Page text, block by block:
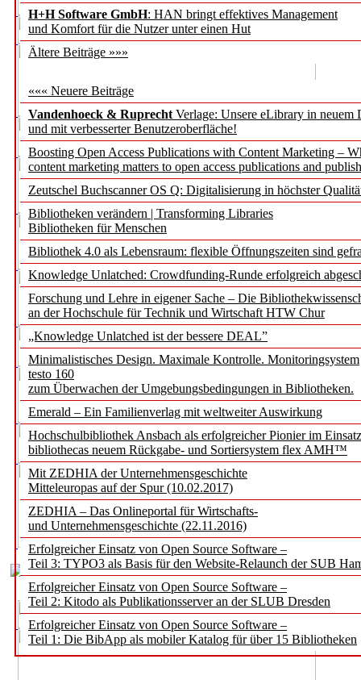
H+H Software GmbH: HAN bringt effektives Management
und Komfort für die Nutzer unter einen Hut
Ältere Beiträge »»»
««« Neuere Beiträge
Vandenhoeck & Ruprecht Verlage: Unsere eLibrary in neuem
und mit verbesserter Benutzeroberfläche!
Boosting Open Access Publications with Content Marketing –
content marketing matters to open access publications and
Zeutschel Buchscanner OS Q: Digitalisierung in höchster
Bibliotheken verändern | Transforming Libraries
Bibliotheken für Menschen
Bibliothek 4.0 als Lebensraum: flexible Öffnungszeiten sind
Knowledge Unlatched: Crowdfunding-Runde erfolgreich
Forschung und Lehre in eigener Sache – Die
an der Hochschule für Technik und Wirtschaft HTW Chur
„Knowledge Unlatched ist der bessere DEAL”
Minimalistisches Design. Maximale Kontrolle. Monitoringsystem
testo 160
zum Überwachen der Umgebungsbedingungen in Bibliotheken.
Emerald – Ein Familienverlag mit weltweiter Auswirkung
Hochschulbibliothek Ansbach als erfolgreicher Pionier im
bibliothecas neuem Rückgabe- und Sortiersystem flex AMH™
Mit ZEDHIA der Unternehmensgeschichte
Mitteleuropas auf der Spur (10.02.2017)
ZEDHIA – Das Onlineportal für Wirtschafts-
und Unternehmensgeschichte (22.11.2016)
Erfolgreicher Einsatz von Open Source Software –
Teil 3: TYPO3 als Basis für den Website-Relaunch der SUB
Erfolgreicher Einsatz von Open Source Software –
Teil 2: Kitodo als Publikationsserver an der SLUB Dresden
Erfolgreicher Einsatz von Open Source Software –
Teil 1: Die BibApp als mobiler Katalog für über 15 Bibliotheken